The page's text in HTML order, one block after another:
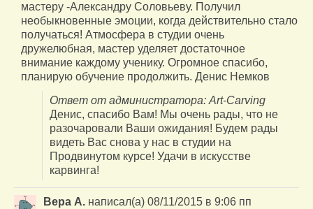
мастеру -Александру Соловьеву. Получил
необыкновенные эмоции, когда действительно стало
получаться! Атмосфера в студии очень
дружелюбная, мастер уделяет достаточное
внимание каждому ученику. Огромное спасибо,
планирую обучение продолжить. Денис Немков
Ответ от администратора: Art-Carving
Денис, спасибо Вам! Мы очень рады, что не
разочаровали Ваши ожидания! Будем рады
видеть Вас снова у нас в студии на
Продвинутом курсе! Удачи в искусстве
карвинга!
Вера А. написал(а) 08/11/2015 в 9:06 пп